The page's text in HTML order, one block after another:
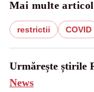
Mai multe
restrictii COVID
Urmărește știrile
News